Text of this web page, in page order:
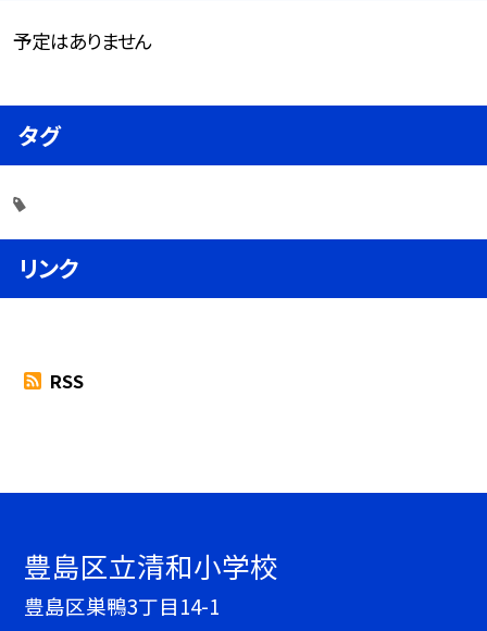
予定はありません
タグ
リンク
RSS
豊島区立清和小学校
豊島区巣鴨3丁目14-1